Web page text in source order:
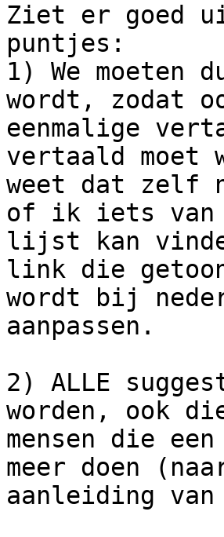
Ziet er goed
puntjes:
1) We moeten
wordt, zodat
eenmalige
vertaald moet
weet dat zelf
of ik iets van
lijst kan
link die
wordt bij
aanpassen.
2) ALLE
worden, ook
mensen die
meer doen
aanleiding van